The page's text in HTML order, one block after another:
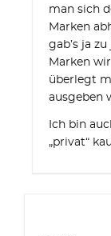
man sich
Marken
gab’s ja
Marken
überlegt
ausgeben
Ich bin
„privat“